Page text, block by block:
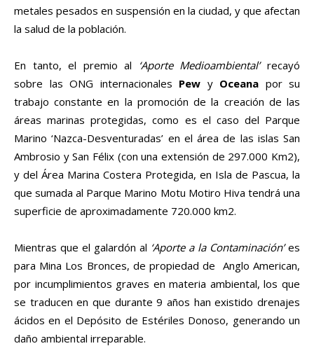
metales pesados en suspensión en la ciudad, y que afectan
la salud de la población.
En tanto, el premio al ‘Aporte Medioambiental’recayó
sobre las ONG internacionales Pew y Oceana por su
trabajo constante en la promoción de la creación de las
áreas marinas protegidas, como es el caso del Parque
Marino ‘Nazca-Desventuradas’ en el área de las islas San
Ambrosio y San Félix (con una extensión de 297.000 Km2),
y del Área Marina Costera Protegida, en Isla de Pascua, la
que sumada al Parque Marino Motu Motiro Hiva tendrá una
superficie de aproximadamente 720.000 km2.
Mientras que el galardón al ‘Aporte a la Contaminación’es
para Mina Los Bronces, de propiedad de Anglo American,
por incumplimientos graves en materia ambiental, los que
se traducen en que durante 9 años han existido drenajes
ácidos en el Depósito de Estériles Donoso, generando un
daño ambiental irreparable.